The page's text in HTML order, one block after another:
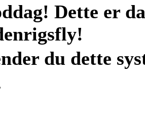
Dette er
du dette